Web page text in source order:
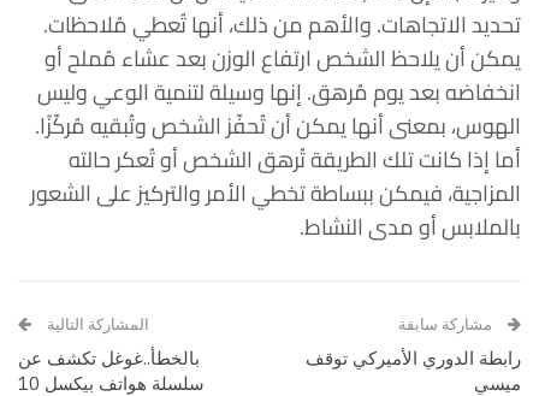
تحديد الاتجاهات. والأهم من ذلك، أنها تُعطي مُلاحظات.
يمكن أن يلاحظ الشخص ارتفاع الوزن بعد عشاء مُملح أو
انخفاضه بعد يوم مُرهق. إنها وسيلة لتنمية الوعي وليس
الهوس، بمعنى أنها يمكن أن تُحفّز الشخص وتُبقيه مُركّزًا.
أما إذا كانت تلك الطريقة تُرهق الشخص أو تُعكر حالته
المزاجية، فيمكن ببساطة تخطي الأمر والتركيز على الشعور
بالملابس أو مدى النشاط.
مشاركة سابقة
رابطة الدوري الأميركي توقف
ميسي
المشاركة التالية
بالخطأ..غوغل تكشف عن
سلسلة هواتف بيكسل 10